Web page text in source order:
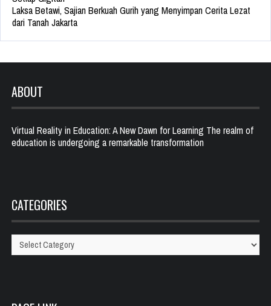
Laksa Betawi, Sajian Berkuah Gurih yang Menyimpan Cerita Lezat
dari Tanah Jakarta
ABOUT
Virtual Reality in Education: A New Dawn for Learning The realm of
education is undergoing a remarkable transformation
CATEGORIES
Categories